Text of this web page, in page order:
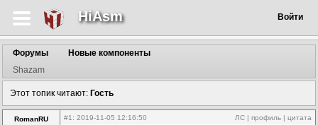
HiAsm Войти
Форумы
Новые компоненты
Shazam
Этот топик читают: Гость
RomanRU #1 : 2019-11-05 12:16:50 ЛС | профиль | цитата